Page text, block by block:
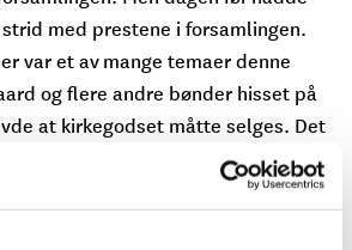
med prestene i forsamlingen.
var et av mange temaer denne
og flere andre bønder hisset på
at kirkegodset måtte selges. Det
ble ikke brukt effektivt og flere